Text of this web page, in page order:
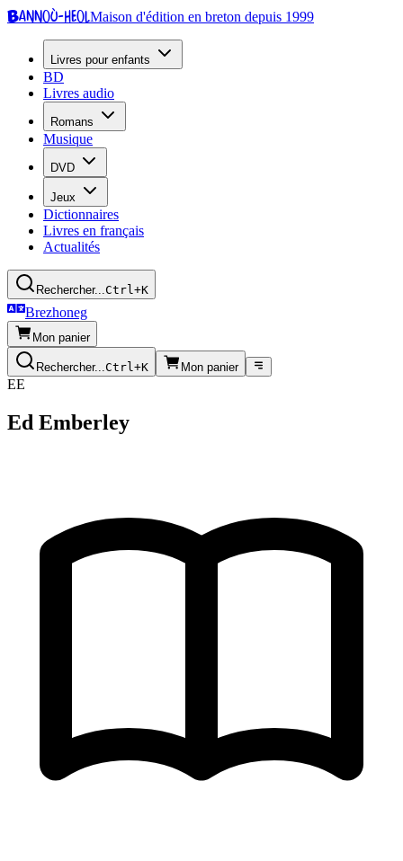
Bannoù-heolMaison d'édition en breton depuis 1999
Livres pour enfants
BD
Livres audio
Romans
Musique
DVD
Jeux
Dictionnaires
Livres en français
Actualités
Rechercher...Ctrl+K
Brezhoneg
Mon panier
Rechercher...Ctrl+K Mon panier
EE
Ed Emberley